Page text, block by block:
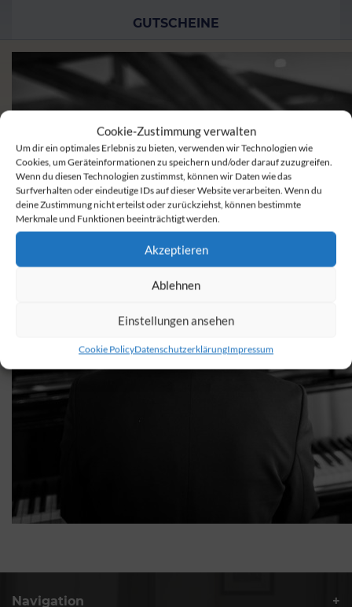
Cookie-Zustimmung verwalten
Um dir ein optimales Erlebnis zu bieten, verwenden wir Technologien wie
Cookies, um Geräteinformationen zu speichern und/oder darauf zuzugreifen.
Wenn du diesen Technologien zustimmst, können wir Daten wie das
Surfverhalten oder eindeutige IDs auf dieser Website verarbeiten. Wenn du
deine Zustimmung nicht erteilst oder zurückziehst, können bestimmte
Merkmale und Funktionen beeinträchtigt werden.
Akzeptieren
Ablehnen
Einstellungen ansehen
Cookie PolicyDatenschutzerklärungImpressum
GUTSCHEINE
Navigation